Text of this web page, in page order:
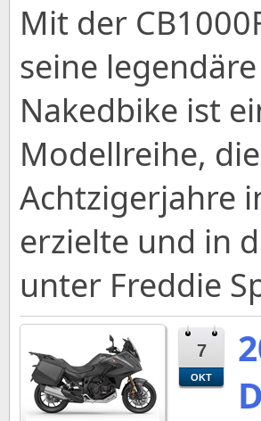
Mit der
seine
Nakedbike ist
Modellreihe,
Achtzigerjahre
erzielte und in
unter Freddie
7
OKT